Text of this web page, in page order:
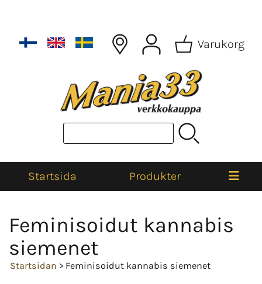
Varukorg
Startsida Produkter
Feminisoidut kannabis
siemenet
Startsidan > Feminisoidut kannabis siemenet